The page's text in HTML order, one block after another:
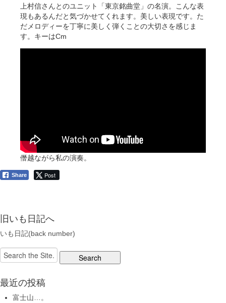
上村信さんとのユニット「東京銘曲堂」の名演。こんな表
現もあるんだと気づかせてくれます。美しい表現です。た
だメロディーを丁寧に美しく弾くことの大切さを感じま
す。キーはCm
僭越ながら私の演奏。
Share Post
旧いも日記へ
いも日記(back number)
Search
for:
最近の投稿
富士山…。